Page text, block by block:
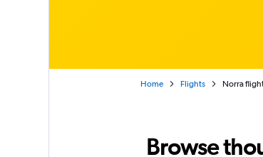
Home Flights Norra
Browse